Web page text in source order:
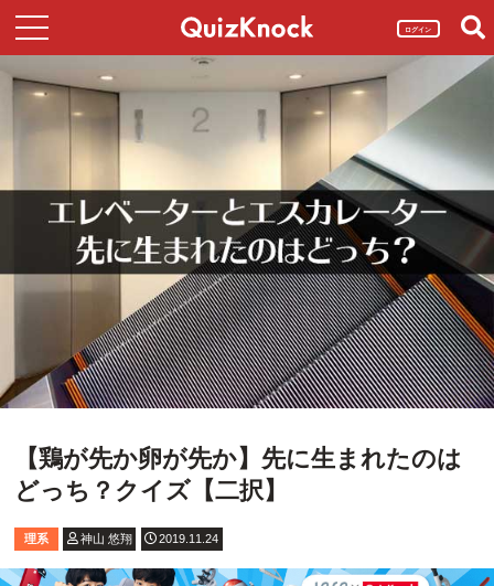
ログイン
【鶏が先か卵が先か】先に生まれたのは
どっち？クイズ【二択】
理系 神山 悠翔 2019.11.24